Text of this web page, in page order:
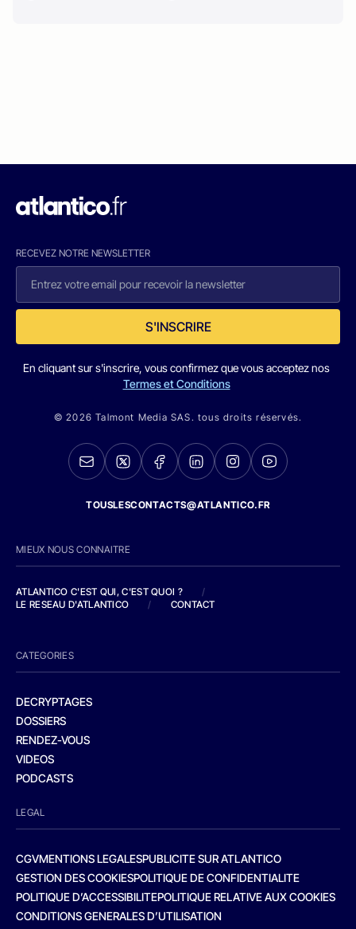
RECEVEZ NOTRE NEWSLETTER
S'INSCRIRE
En cliquant sur s'inscrire, vous confirmez que vous acceptez nos
Termes et Conditions
© 2026 Talmont Media SAS. tous droits réservés.
TOUSLESCONTACTS@ATLANTICO.FR
MIEUX NOUS CONNAITRE
ATLANTICO C'EST QUI, C'EST QUOI ?
/
LE RESEAU D'ATLANTICO
/ CONTACT
CATEGORIES
DECRYPTAGES
DOSSIERS
RENDEZ-VOUS
VIDEOS
PODCASTS
LEGAL
CGVMENTIONS LEGALESPUBLICITE SUR ATLANTICO
GESTION DES COOKIESPOLITIQUE DE CONFIDENTIALITE
POLITIQUE D’ACCESSIBILITEPOLITIQUE RELATIVE AUX COOKIES
CONDITIONS GENERALES D’UTILISATION